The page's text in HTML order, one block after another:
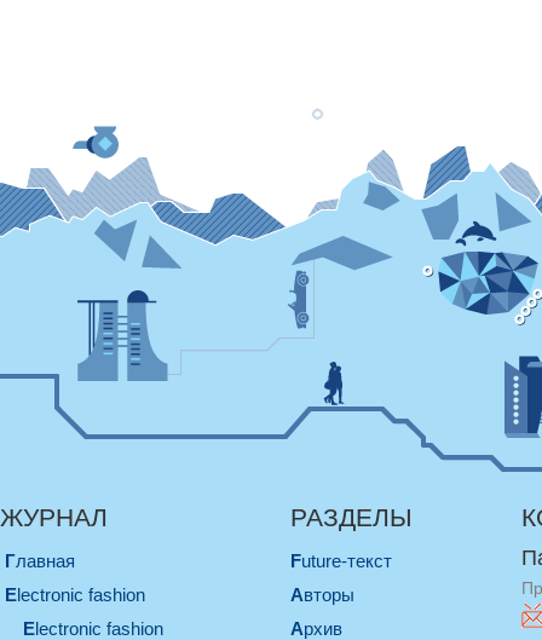
ЖУРНАЛ
Главная
electronic fashion
electronic fashion
РАЗДЕЛЫ
Future-текст
Авторы
Архив